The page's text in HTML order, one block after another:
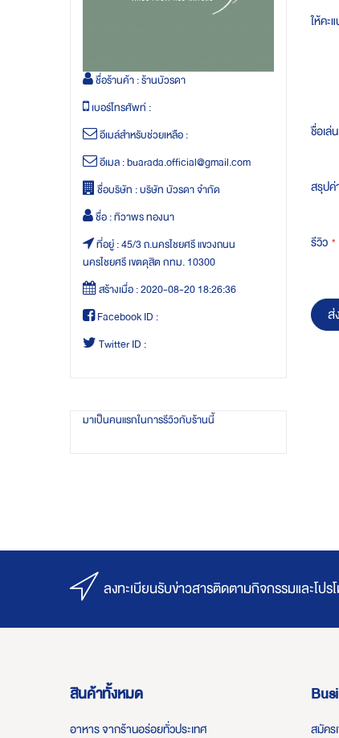
ชื่อร้านค้า :ร้านบัวรดา
เบอร์โทรศัพท์ :
อีเมล์สำหรับช่วยเหลือ :
อีเมล :buarada.official@gmail.com
ชื่อบริษัท :บริษัท บัวรดา จำกัด
ชื่อ :ทิวาพร ทองนา
ที่อยู่ :45/3 ถ.นครไชยศรี แขวงถนน
นครไชยศรี เขตดุสิต กทม. 10300
สร้างเมื่อ :2020-08-20 18:26:36
Facebook ID :
Twitter ID :
มาเป็นคนแรกในการรีวิวกับร้านนี้
ให้คะ
ชื่อเล่น
สรุปค่
รีวิว
ส่
ลงทะเบียนรับข่าวสารติดตามกิจกรรมและโปร
สินค้าทั้งหมด
อาหาร จากร้านอร่อยทั่วประเทศ สมัคร